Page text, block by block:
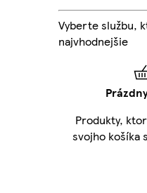
Vyberte službu,
najvhodnejšie
Produkty,
svojho košíka